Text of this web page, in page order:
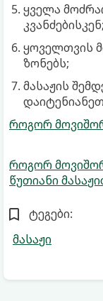
ყველა
კვანძებისკენ;
ყოველთვის
ზონებს;
მასაჟის
როგორ
როგორ
წუთიანი
ტეგები:
მასაჟი